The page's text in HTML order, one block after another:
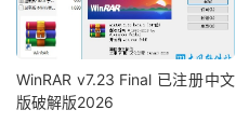
WinRAR v7.23 Final 已注册中文
版破解版2026